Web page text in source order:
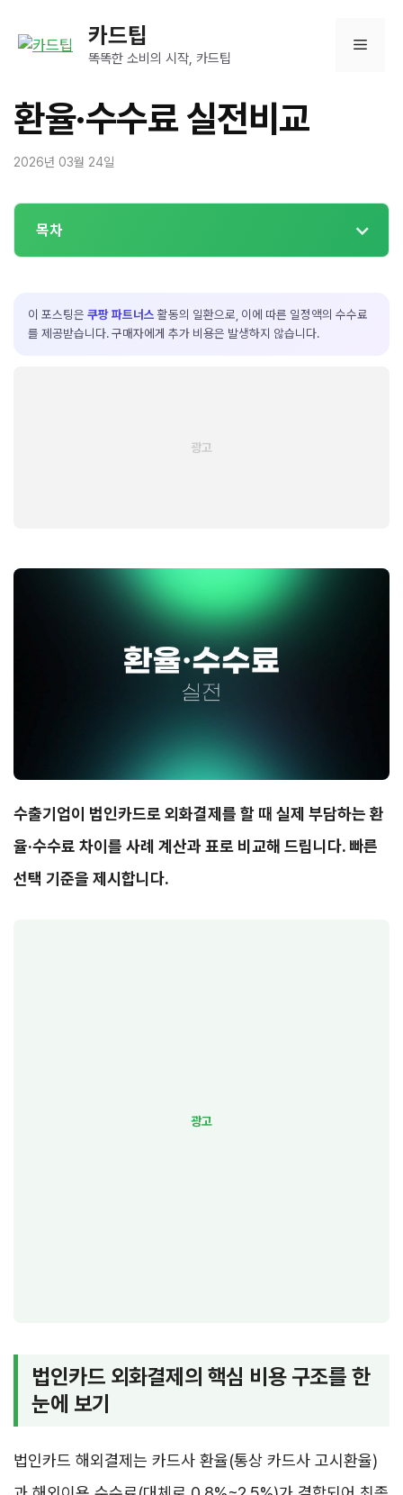
카드팁
똑똑한 소비의 시작, 카드팁
메
환율·수수료 실전비교
2026년 03월 24일
목차
이 포스팅은 쿠팡 파트너스 활동의 일환으로, 이에 따른 일정액의 수수료
를 제공받습니다. 구매자에게 추가 비용은 발생하지 않습니다.
수출기업이 법인카드로 외화결제를 할 때 실제 부담하는 환
율·수수료 차이를 사례 계산과 표로 비교해 드립니다. 빠른
선택 기준을 제시합니다.
법인카드 외화결제의 핵심 비용 구조를 한
눈에 보기
법인카드 해외결제는 카드사 환율(통상 카드사 고시환율)